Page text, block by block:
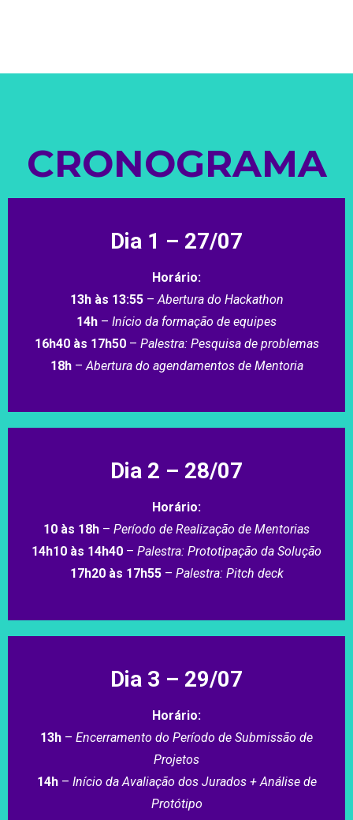
CRONOGRAMA
Dia 1 – 27/07
Horário:
13h às 13:55–Abertura do Hackathon
14h – Início da formação de equipes
16h40 às 17h50– Palestra: Pesquisa de problemas
18h–Abertura do agendamentos de Mentoria
Dia 2 – 28/07
Horário:
10 às 18h – Período de Realização de Mentorias
14h10 às 14h40 – Palestra: Prototipação da Solução
17h20 às 17h55– Palestra: Pitch deck
Dia 3 – 29/07
Horário:
13h – Encerramento do Período de Submissão de
Projetos
14h– Início da Avaliação dos Jurados + Análise de
Protótipo